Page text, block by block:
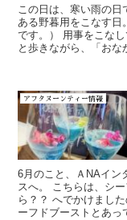
この日は、寒い雨の
ある野暮用をこなす日
です。） 用事をこな
と歩きながら、「おな
アフタヌーンティー情報
6月のこと、ＡNAイン
スへ。 こちらは、シ
ら？？ へでかけまし
ーフドブーストとあっ